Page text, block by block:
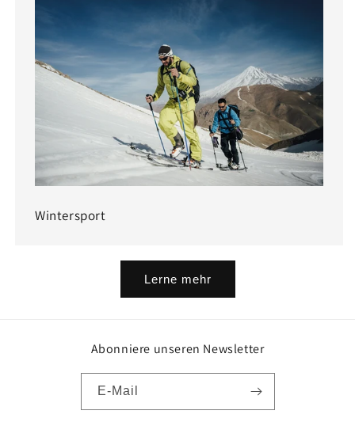
Wintersport
Lerne mehr
Abonniere unseren Newsletter
E-Mail